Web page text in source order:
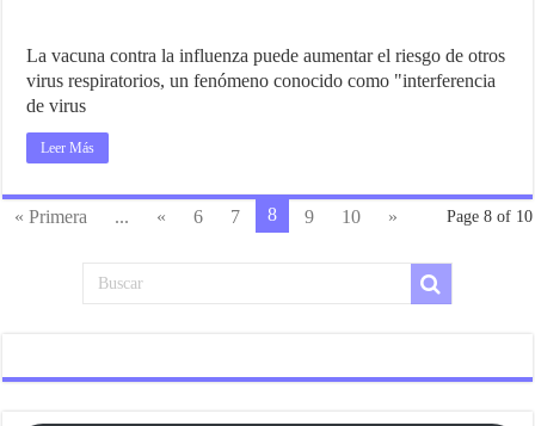
La vacuna contra la influenza puede aumentar el riesgo de otros
virus respiratorios, un fenómeno conocido como "interferencia
de virus
Leer Más
Page 8 of 10
« Primera ... « 6 7 8 9 10 »